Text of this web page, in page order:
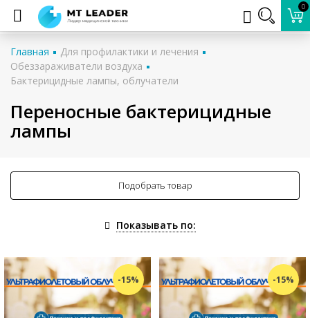
0
Главная
Для профилактики и лечения
Обеззараживатели воздуха
Бактерицидные лампы, облучатели
Переносные бактерицидные
лампы
Подобрать товар
Показывать по:
-15% -15%